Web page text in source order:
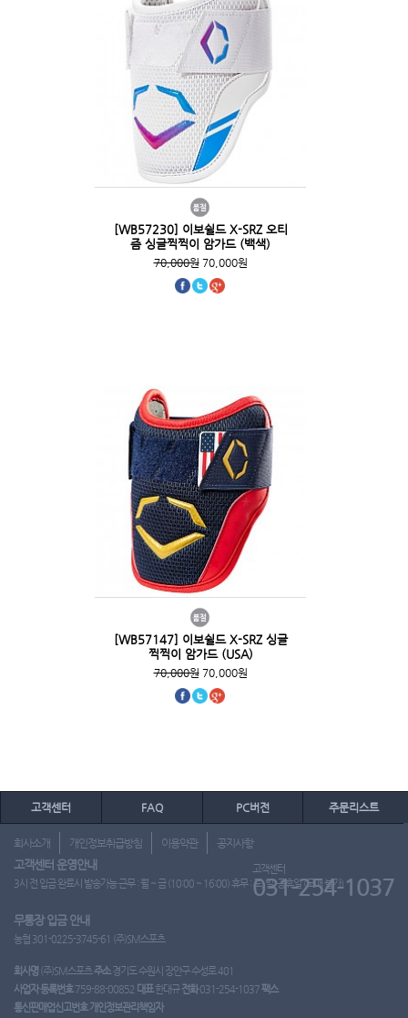
[WB57230] 이보쉴드 X-SRZ 오티
즘 싱글찍찍이 암가드 (백색)
70,000원70,000원
[WB57147] 이보쉴드 X-SRZ 싱글
찍찍이 암가드 (USA)
70,000원70,000원
고객센터 FAQ PC버전 주문리스트
회사소개 개인정보취급방침 이용약관 공지사항
고객센터 운영안내
3시 전 입금 완료시 발송가능 근무 : 월 ~ 금 (10:00 ~ 16:00) 휴무 : 토, 일, 공휴일 (도매 불가)
고객센터
031-254-1037
무통장 입금 안내
농협 301-0225-3745-61 (주)SM스포츠
회사명 (주)SM스포츠주소경기도 수원시 장안구 수성로 401
사업자 등록번호759-88-00852 대표한대규 전화031-254-1037팩스
통신판매업신고번호 개인정보관리책임자